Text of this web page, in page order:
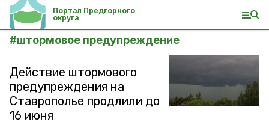
Портал Предгорного
округа
#штормовое предупреждение
Действие штормового
предупреждения на
Ставрополье продлили до
16 июня